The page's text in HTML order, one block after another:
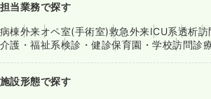
担当業務で探す
病棟外来オペ室(手術室)救急外来ICU系透析訪
介護・福祉系検診・健診保育園・学校訪問診
施設形態で探す